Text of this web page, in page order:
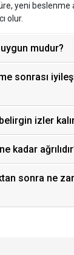
yeni beslenme
olur.
mudur?
sonrası
izler kalır
kadar
sonra ne